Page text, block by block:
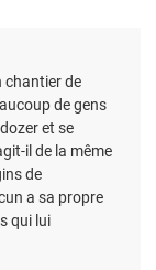
chantier de
de gens
et se
il de la même
de
a sa propre
qui lui